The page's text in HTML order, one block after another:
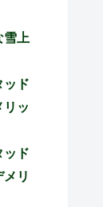
雪上
ッド
リッ
ッド
リ